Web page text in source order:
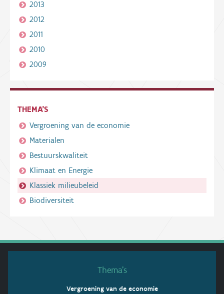
2013
2012
2011
2010
2009
THEMA'S
Vergroening van de economie
Materialen
Bestuurskwaliteit
Klimaat en Energie
Klassiek milieubeleid
Biodiversiteit
Thema’s
Vergroening van de economie